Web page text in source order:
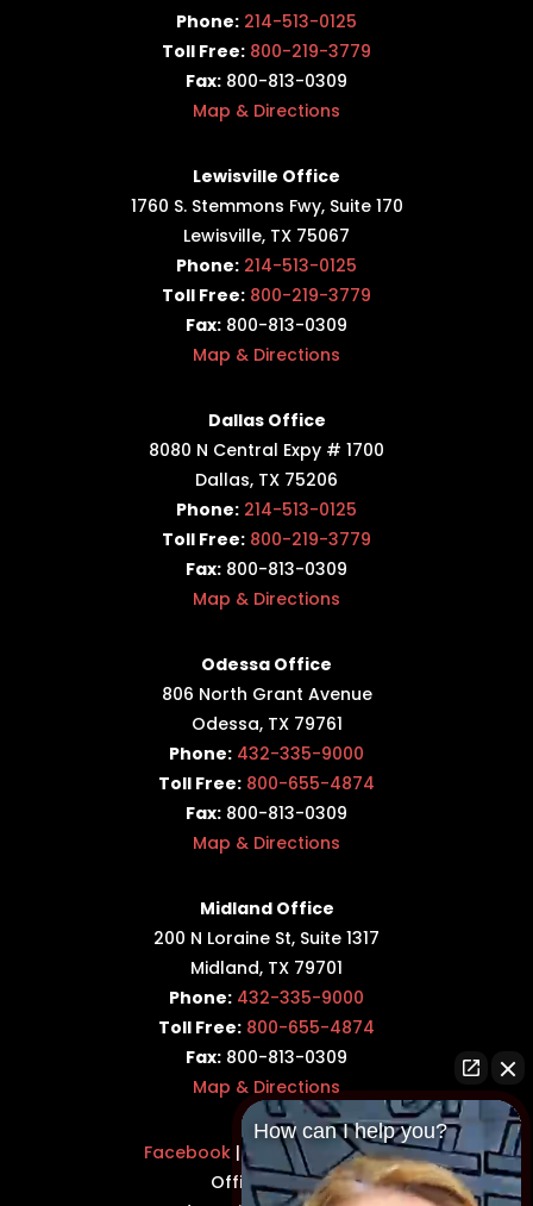
Phone: 214-513-0125
Toll Free: 800-219-3779
Fax: 800-813-0309
Map & Directions
Lewisville Office
1760 S. Stemmons Fwy, Suite 170
Lewisville, TX 75067
Phone: 214-513-0125
Toll Free: 800-219-3779
Fax: 800-813-0309
Map & Directions
Dallas Office
8080 N Central Expy # 1700
Dallas, TX 75206
Phone: 214-513-0125
Toll Free: 800-219-3779
Fax: 800-813-0309
Map & Directions
Odessa Office
806 North Grant Avenue
Odessa, TX 79761
Phone: 432-335-9000
Toll Free: 800-655-4874
Fax: 800-813-0309
Map & Directions
Midland Office
200 N Loraine St, Suite 1317
Midland, TX 79701
Phone: 432-335-9000
Toll Free: 800-655-4874
Fax: 800-813-0309
Map & Directions
Facebook |Twitter|
LinkedIn
Office Hours:
How can I help you?